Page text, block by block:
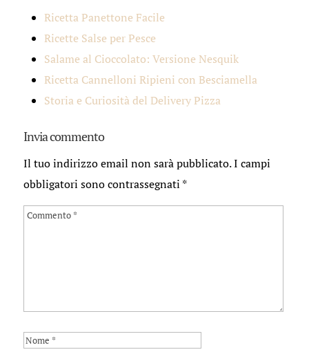
Ricetta Panettone Facile
Ricette Salse per Pesce
Salame al Cioccolato: Versione Nesquik
Ricetta Cannelloni Ripieni con Besciamella
Storia e Curiosità del Delivery Pizza
Invia commento
Il tuo indirizzo email non sarà pubblicato. I campi
obbligatori sono contrassegnati *